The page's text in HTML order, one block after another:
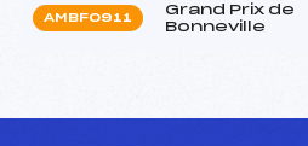
AMBF0911
Grand Prix de
Bonneville